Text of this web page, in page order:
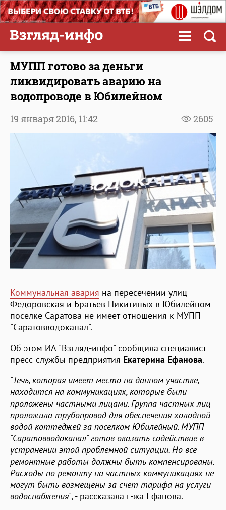
МУПП готово за деньги
ликвидировать аварию на
водопроводе в Юбилейном
2605
19 января 2016, 11:42
Коммунальная авария на пересечении улиц
Федоровская и Братьев Никитиных в Юбилейном
поселке Саратова не имеет отношения к МУПП
"Саратовводоканал".
Об этом ИА "Взгляд-инфо" сообщила специалист
пресс-службы предприятия Екатерина Ефанова.
"Течь, которая имеет место на данном участке,
находится на коммуникациях, которые были
проложены частными лицами. Группа частных лиц
проложила трубопровод для обеспечения холодной
водой коттеджей за поселком Юбилейный. МУПП
"Саратовводоканал" готов оказать содействие в
устранении этой проблемной ситуации. Но все
ремонтные работы должны быть компенсированы.
Расходы по ремонту на частных коммуникациях не
могут быть возмещены за счет тарифа на услуги
водоснабжения", - рассказала г-жа Ефанова.